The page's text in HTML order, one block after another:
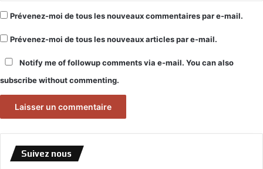
Prévenez-moi de tous les nouveaux commentaires par e-mail.
Prévenez-moi de tous les nouveaux articles par e-mail.
Notify me of followup comments via e-mail. You can also
subscribewithout commenting.
Suivez nous